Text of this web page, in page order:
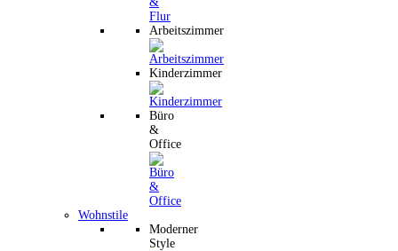
Arbeitszimmer
Kinderzimmer
Büro
&
Office
Wohnstile
Moderner
Style